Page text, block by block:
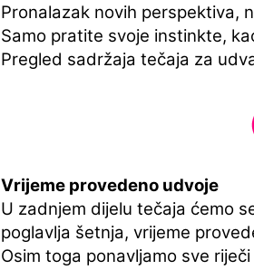
Pronalazak novih perspektiva,
Samo pratite svoje instinkte,
Pregled sadržaja tečaja za
Vrijeme provedeno udvoje
U zadnjem dijelu tečaja ćemo
poglavlja šetnja, vrijeme
Osim toga ponavljamo sve